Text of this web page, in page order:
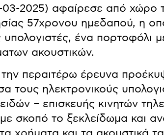
2025) αφαίρεσε από χώρο
57χρονου ημεδαπού, η
υπολογιστές, ένα πορτοφόλι
ακουστικών.
περαιτέρω έρευνα
τους ηλεκτρονικούς
– επισκευής κινητών
σκοπό το ξεκλείδωμα και